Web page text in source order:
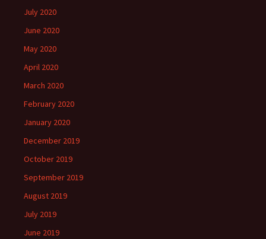
July 2020
June 2020
May 2020
April 2020
March 2020
February 2020
January 2020
December 2019
October 2019
September 2019
August 2019
July 2019
June 2019